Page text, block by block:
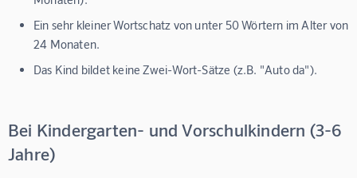
Ein sehr kleiner Wortschatz von unter 50 Wörtern im Alter von
24 Monaten.
Das Kind bildet keine Zwei-Wort-Sätze (z.B. "Auto da").
Bei Kindergarten- und Vorschulkindern (3-6
Jahre)